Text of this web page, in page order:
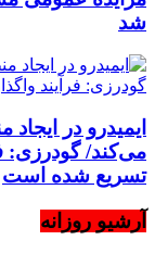
شد
ایمیدرو در
می‌کند/ گودرزی:
تسریع شده است
آرشیو روزانه